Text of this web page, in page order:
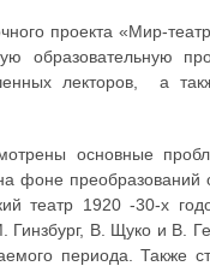
проекта «Мир-
образовательную
лекторов, а
основные
фоне
театр 1920 -30-х
В. Щуко и В.
периода. Также